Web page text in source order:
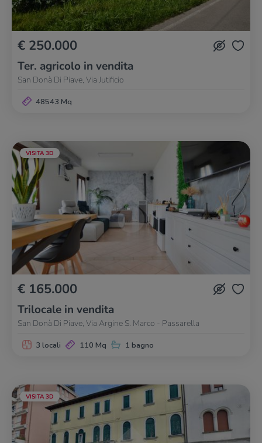
€ 250.000
Ter. agricolo in vendita
San Donà Di Piave, Via Jutificio
48543 Mq
VISITA 3D
€ 165.000
Trilocale in vendita
San Donà Di Piave, Via Argine S. Marco - Passarella
3 locali 110 Mq 1 bagno
VISITA 3D